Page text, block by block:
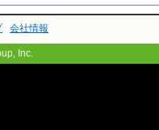
会社情報
Inc.